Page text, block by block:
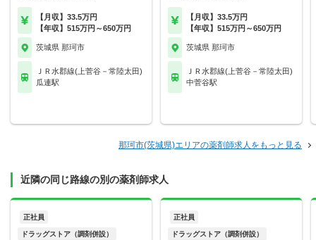
【月収】33.5万円
【年収】515万円～650万円
茨城県 那珂市
ＪＲ水郡線(上菅谷－常陸太田)
瓜連駅
【月収】33.5万円
【年収】515万円～650万円
茨城県 那珂市
ＪＲ水郡線(上菅谷－常陸太田)
中菅谷駅
那珂市(茨城県)エリアの薬剤師求人をもっと見る
近隣の同じ路線の別の薬剤師求人
正社員
ドラッグストア（調剤併設）
正社員
ドラッグストア（調剤併設）